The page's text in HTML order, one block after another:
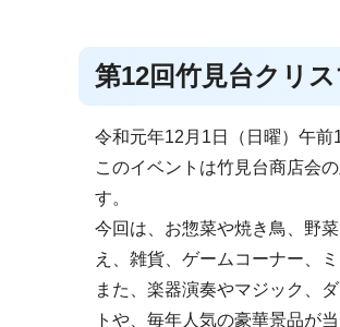
第12回竹見台クリ
令和元年12月1日（日曜）午
このイベントは竹見台商店会
す。
今回は、お惣菜や焼き鳥、野
え、雑貨、ゲームコーナー、
また、楽器演奏やマジック、
トや、毎年人気の豪華景品が